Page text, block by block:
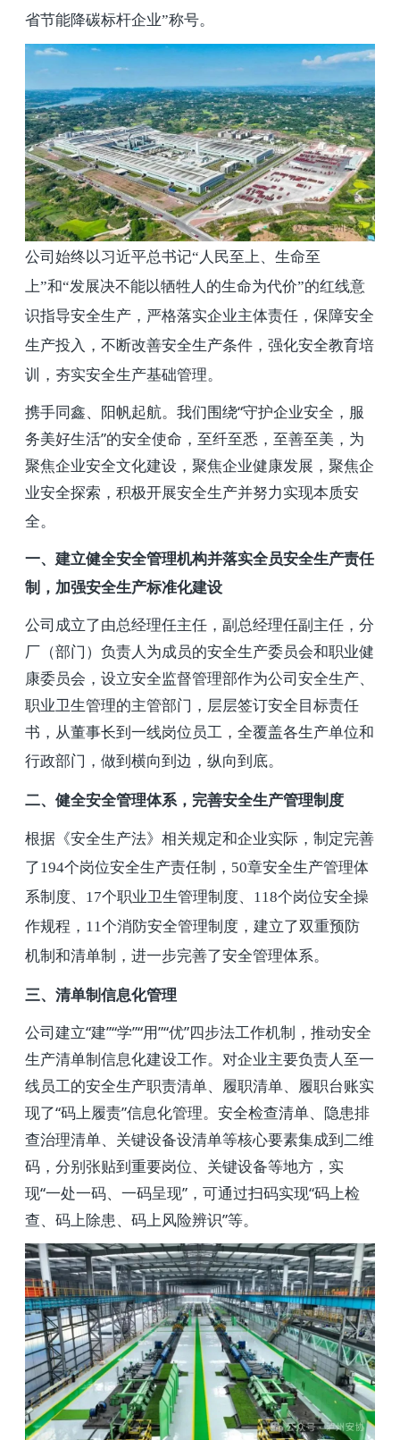
省节能降碳标杆企业”称号。
公司始终以习近平总书记“人民至上、生命至
上”和“发展决不能以牺牲人的生命为代价”的红线意
识指导安全生产，严格落实企业主体责任，保障安全
生产投入，不断改善安全生产条件，强化安全教育培
训，夯实安全生产基础管理。
携手同鑫、阳帆起航。我们围绕“守护企业安全，服
务美好生活”的安全使命，至纤至悉，至善至美，为
聚焦企业安全文化建设，聚焦企业健康发展，聚焦企
业安全探索，积极开展安全生产并努力实现本质安
全。
一、建立健全安全管理机构并落实全员安全生产责任
制，加强安全生产标准化建设
公司成立了由总经理任主任，副总经理任副主任，分
厂（部门）负责人为成员的安全生产委员会和职业健
康委员会，设立安全监督管理部作为公司安全生产、
职业卫生管理的主管部门，层层签订安全目标责任
书，从董事长到一线岗位员工，全覆盖各生产单位和
行政部门，做到横向到边，纵向到底。
二、健全安全管理体系，完善安全生产管理制度
根据《安全生产法》相关规定和企业实际，制定完善
了194个岗位安全生产责任制， 50章安全生产管理体
系制度、 17个职业卫生管理制度、 118个岗位安全操
作规程， 11个消防安全管理制度，建立了双重预防
机制和清单制，进一步完善了安全管理体系。
三、清单制信息化管理
公司建立“建”“学”“用”“优”四步法工作机制，推动安全
生产清单制信息化建设工作。对企业主要负责人至一
线员工的安全生产职责清单、履职清单、履职台账实
现了“码上履责”信息化管理。安全检查清单、隐患排
查治理清单、关键设备设清单等核心要素集成到二维
码，分别张贴到重要岗位、关键设备等地方，实
现“一处一码、一码呈现”，可通过扫码实现“码上检
查、码上除患、码上风险辨识”等。